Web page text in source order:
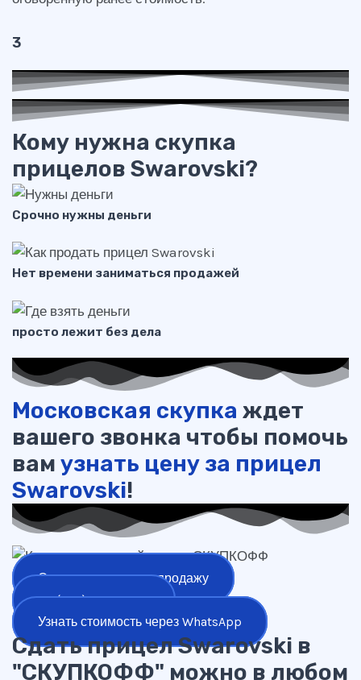
3
Кому нужна скупка
прицелов Swarovski?
Срочно нужны деньги
Нет времени заниматься продажей
просто лежит без дела
Московская скупка ждет
вашего звонка чтобы помочь
вам узнать цену за прицел
Swarovski!
Оставить заявку на продажу
+7 (977) 777-25-24
Узнать стоимость через WhatsApp
Сдать прицел Swarovski в
"СКУПКОФФ" можно в любом